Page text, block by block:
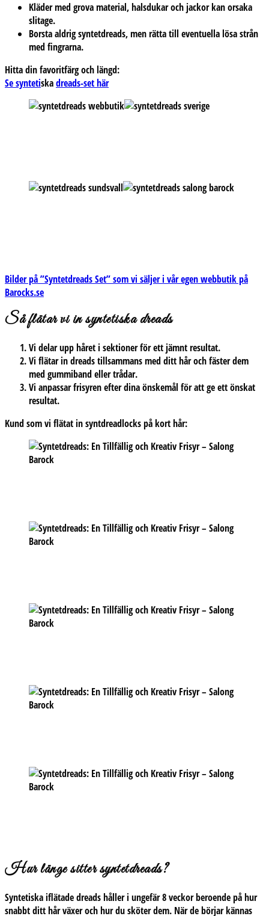
Kläder med grova material, halsdukar och jackor kan orsaka
slitage.
Borsta aldrig syntetdreads, men rätta till eventuella lösa strån
med fingrarna.
Hitta din favoritfärg och längd:
Se syntetiskadreads-set här
Bilder på ”Syntetdreads Set” som vi säljer i vår egen webbutik på
Barocks.se
Så flätar vi in syntetiska dreads
Vi delar upp håret i sektioner för ett jämnt resultat.
Vi flätar in dreads tillsammans med ditt hår och fäster dem
med gummiband eller trådar.
Vi anpassar frisyren efter dina önskemål för att ge ett önskat
resultat.
Kund som vi flätat in syntdreadlocks på kort hår:
Hur länge sitter syntetdreads?
Syntetiska iflätade dreads håller i ungefär 8 veckor beroende på hur
snabbt ditt hår växer och hur du sköter dem. När de börjar kännas